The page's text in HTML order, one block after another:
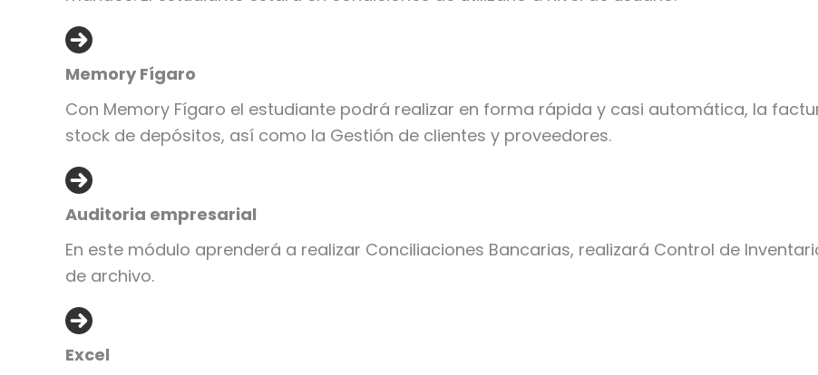
Memory Fígaro
Con Memory Fígaro el estudiante podrá realizar en forma rápida y casi automática, la
stock de depósitos, así como la Gestión de clientes y proveedores.
Auditoria empresarial
En este módulo aprenderá a realizar Conciliaciones Bancarias, realizará Control de
de archivo.
Excel